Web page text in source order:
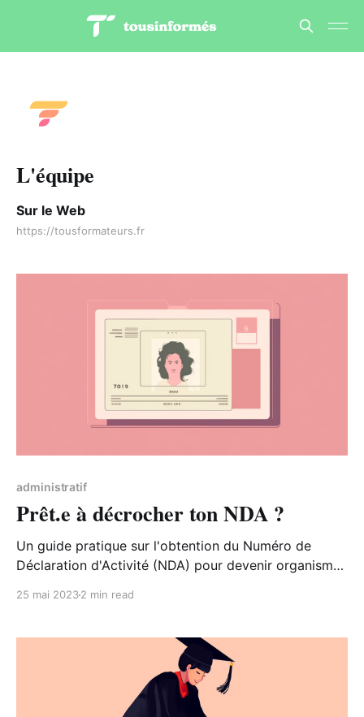
L'équipe
Sur le Web
https://tousformateurs.fr
administratif
Prêt.e à décrocher ton NDA ?
Un guide pratique sur l'obtention du Numéro de
Déclaration d'Activité (NDA) pour devenir organisme
25 mai 20232 min read